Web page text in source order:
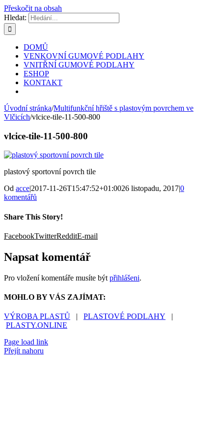
Přeskočit na obsah
Hledat:
DOMŮ
VENKOVNÍ GUMOVÉ PODLAHY
VNITŘNÍ GUMOVÉ PODLAHY
ESHOP
KONTAKT
Úvodní stránka/Multifunkční hřiště s plastovým povrchem ve
Vlčicích/vlcice-tile-11-500-800
vlcice-tile-11-500-800
plastový sportovní povrch tile
Od acce|2017-11-26T15:47:52+01:0026 listopadu, 2017|0
komentářů
Share This Story!
FacebookTwitterRedditE-mail
Napsat komentář
Pro vložení komentáře musíte být přihlášeni.
MOHLO BY VÁS ZAJÍMAT:
VÝROBA PLASTŮ | PLASTOVÉ PODLAHY |
PLASTY.ONLINE
Page load link
Přejít nahoru